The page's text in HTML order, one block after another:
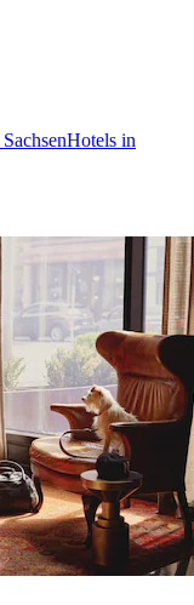
Hotels in